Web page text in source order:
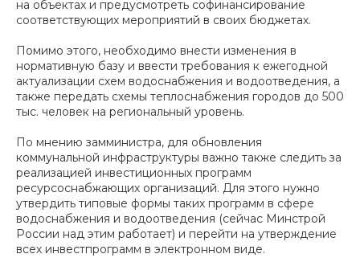
на объектах и предусмотреть софинансирование
соответствующих мероприятий в своих бюджетах.
Помимо этого, необходимо внести изменения в
нормативную базу и ввести требования к ежегодной
актуализации схем водоснабжения и водоотведения, а
также передать схемы теплоснабжения городов до 500
тыс. человек на региональный уровень.
По мнению замминистра, для обновления
коммунальной инфраструктуры важно также следить за
реализацией инвестиционных программ
ресурсоснабжающих организаций. Для этого нужно
утвердить типовые формы таких программ в сфере
водоснабжения и водоотведения (сейчас Минстрой
России над этим работает) и перейти на утверждение
всех инвестпрограмм в электронном виде.